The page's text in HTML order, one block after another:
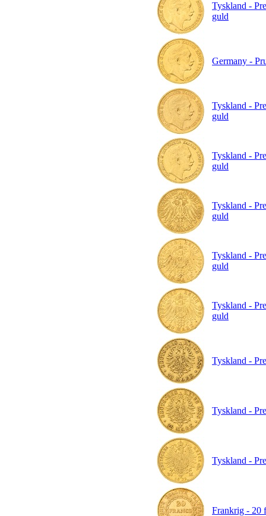
Tyskland -
guld
Germany -
Tyskland -
guld
Tyskland -
guld
Tyskland -
guld
Tyskland -
guld
Tyskland -
guld
Tyskland -
Tyskland -
Tyskland -
Frankrig - 20